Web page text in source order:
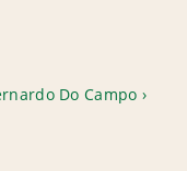
Do Campo